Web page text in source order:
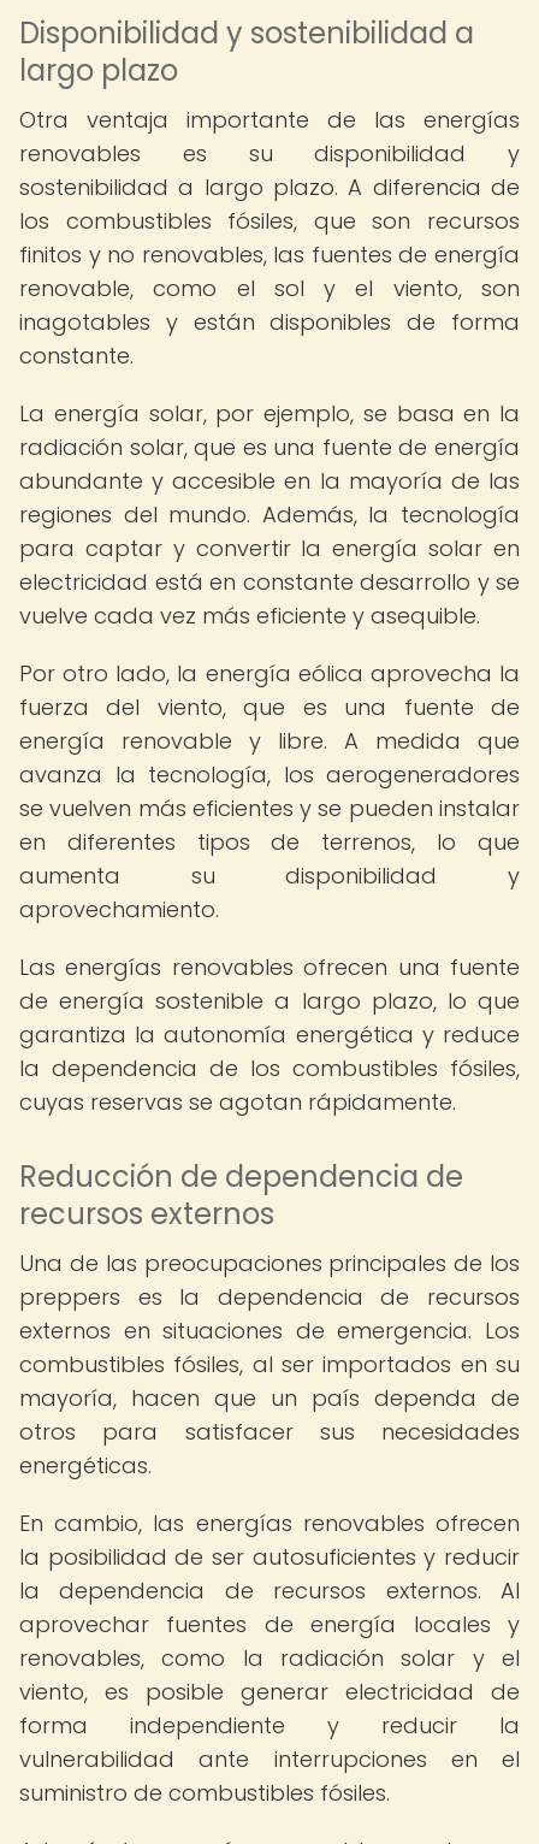
Disponibilidad y sostenibilidad a
largo plazo
Otra ventaja importante de las energías
renovables es su disponibilidad y
sostenibilidad a largo plazo. A diferencia de
los combustibles fósiles, que son recursos
finitos y no renovables, las fuentes de energía
renovable, como el sol y el viento, son
inagotables y están disponibles de forma
constante.
La energía solar, por ejemplo, se basa en la
radiación solar, que es una fuente de energía
abundante y accesible en la mayoría de las
regiones del mundo. Además, la tecnología
para captar y convertir la energía solar en
electricidad está en constante desarrollo y se
vuelve cada vez más eficiente y asequible.
Por otro lado, la energía eólica aprovecha la
fuerza del viento, que es una fuente de
energía renovable y libre. A medida que
avanza la tecnología, los aerogeneradores
se vuelven más eficientes y se pueden instalar
en diferentes tipos de terrenos, lo que
aumenta su disponibilidad y
aprovechamiento.
Las energías renovables ofrecen una fuente
de energía sostenible a largo plazo, lo que
garantiza la autonomía energética y reduce
la dependencia de los combustibles fósiles,
cuyas reservas se agotan rápidamente.
Reducción de dependencia de
recursos externos
Una de las preocupaciones principales de los
preppers es la dependencia de recursos
externos en situaciones de emergencia. Los
combustibles fósiles, al ser importados en su
mayoría, hacen que un país dependa de
otros para satisfacer sus necesidades
energéticas.
En cambio, las energías renovables ofrecen
la posibilidad de ser autosuficientes y reducir
la dependencia de recursos externos. Al
aprovechar fuentes de energía locales y
renovables, como la radiación solar y el
viento, es posible generar electricidad de
forma independiente y reducir la
vulnerabilidad ante interrupciones en el
suministro de combustibles fósiles.